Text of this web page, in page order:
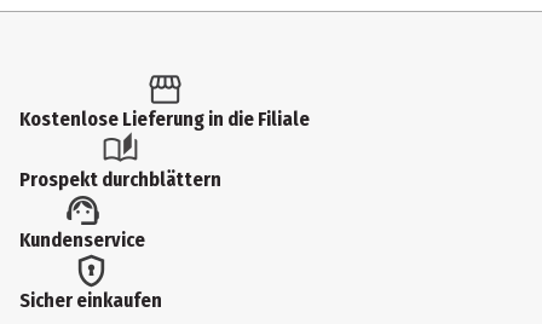
Produkttyp
Hersteller
Schneiders Vienna GesmbH
Herstelleradresse
Kostenlose Lieferung in die Filiale
Prospekt durchblättern
Kundenservice
Sicher einkaufen